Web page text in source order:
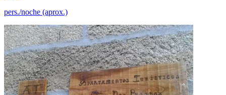
pers./noche (aprox.)